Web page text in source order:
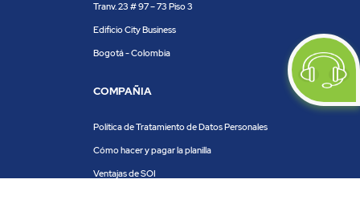
Tranv. 23 # 97 – 73 Piso 3
Edificio City Business
Bogotá - Colombia
COMPAÑIA
Política de Tratamiento de Datos Personales
Cómo hacer y pagar la planilla
Ventajas de SOI